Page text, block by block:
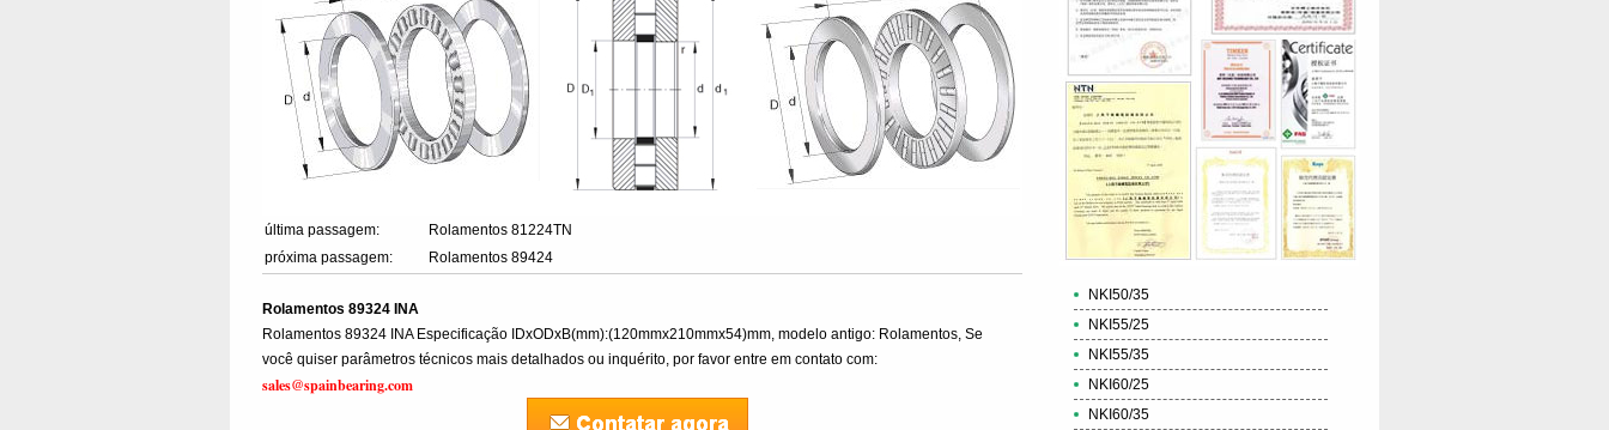
última passagem:
Rolamentos 81224TN
próxima passagem:
Rolamentos 89424
Rolamentos 89324 INA
Rolamentos 89324 INA Especificação IDxODxB(mm):(120mmx210mmx54)mm, modelo antigo: Rolamentos, Se
você quiser parâmetros técnicos mais detalhados ou inquérito, por favor entre em contato com:
sales@spainbearing.com
NKI50/35
NKI55/25
NKI55/35
NKI60/25
NKI60/35